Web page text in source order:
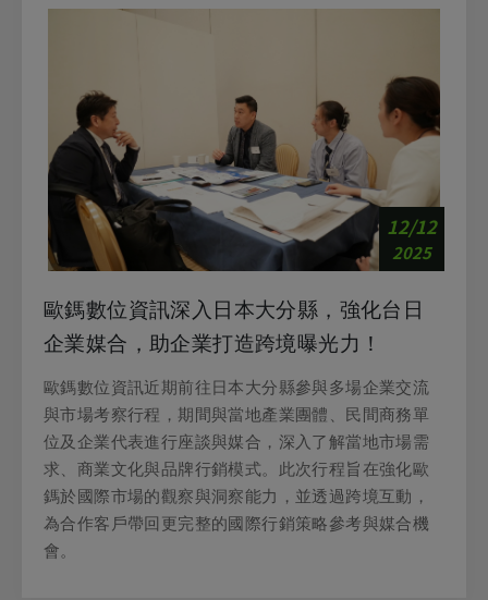
12/12
2025
歐鎷數位資訊深入日本大分縣，強化台日
企業媒合，助企業打造跨境曝光力！
歐鎷數位資訊近期前往日本大分縣參與多場企業交流
與市場考察行程，期間與當地產業團體、民間商務單
位及企業代表進行座談與媒合，深入了解當地市場需
求、商業文化與品牌行銷模式。此次行程旨在強化歐
鎷於國際市場的觀察與洞察能力，並透過跨境互動，
為合作客戶帶回更完整的國際行銷策略參考與媒合機
會。